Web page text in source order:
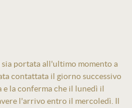
portata all'ultimo momento a
contattata il giorno successivo
e la conferma che il lunedì il
l'arrivo entro il mercoledì. Il